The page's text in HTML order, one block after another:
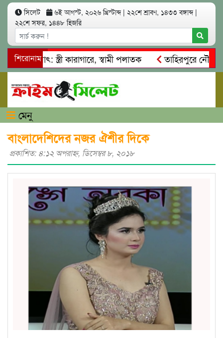
সিলেট ৬ই আগস্ট, ২০২৬ খ্রিস্টাব্দ | ২২শে শ্রাবণ, ১৪৩৩ বঙ্গাব্দ |
২২শে সফর, ১৪৪৮ হিজরি
শিরোনামস্ত্রী কারাগারে, স্বামী পলাতক
তাহিরপুরে নৌ-
মারধর
নগরীতে কোটি টাকার সম্পত্তি দখলের চেষ্টা:
মেনু
বাংলাদেশিদের নজর ঐশীর দিকে
প্রকাশিত: ৪:১২ অপরাহ্ণ, ডিসেম্বর ৮, ২০১৮